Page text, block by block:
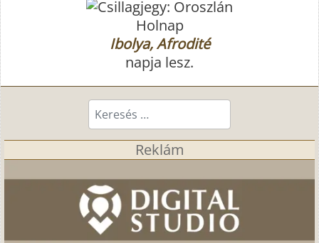
Holnap
Ibolya, Afrodité
napja lesz.
Keresés...
Reklám